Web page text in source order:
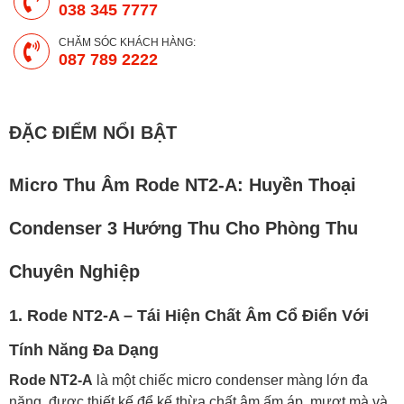
038 345 7777
CHĂM SÓC KHÁCH HÀNG:
087 789 2222
ĐẶC ĐIỂM NỔI BẬT
Micro Thu Âm Rode NT2-A: Huyền Thoại
Condenser 3 Hướng Thu Cho Phòng Thu
Chuyên Nghiệp
1. Rode NT2-A – Tái Hiện Chất Âm Cổ Điển Với
Tính Năng Đa Dạng
Rode NT2-A là một chiếc micro condenser màng lớn đa